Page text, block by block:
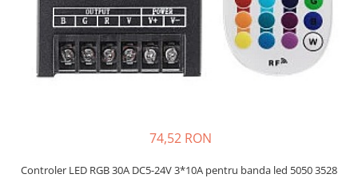
74,52 RON
Controler LED RGB 30A DC5-24V 3*10A pentru banda led 5050 3528